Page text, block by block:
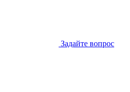
Задайте вопрос